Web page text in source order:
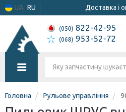
UA RU Доставка і
(050) 822-42-95
(068) 953-52-72
Головна Рульове управління